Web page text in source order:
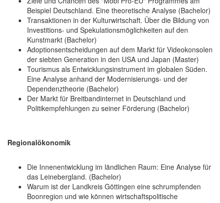
Beispiel Deutschland. Eine theoretische Analyse (Bachelor)
Transaktionen in der Kulturwirtschaft. Über die Bildung von
Investitions- und Spekulationsmöglichkeiten auf den
Kunstmarkt (Bachelor)
Adoptionsentscheidungen auf dem Markt für Videokonsolen
der siebten Generation in den USA und Japan (Master)
Tourismus als Entwicklungsinstrument im globalen Süden.
Eine Analyse anhand der Modernisierungs- und der
Dependenztheorie (Bachelor)
Der Markt für Breitbandinternet in Deutschland und
Politikempfehlungen zu seiner Förderung (Bachelor)
Regionalökonomik
Die Innenentwicklung im ländlichen Raum: Eine Analyse für
das Leinebergland. (Bachelor)
Warum ist der Landkreis Göttingen eine schrumpfenden
Boonregion und wie können wirtschaftspolitische